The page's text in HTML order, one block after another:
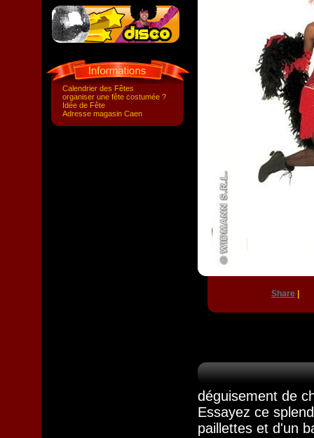
Calendrier des Fêtes
organiser une fête costumée ?
Idée de Fête
Adresse magasin Caen
Share
déguisement de
Essayez ce
paillettes et d'un